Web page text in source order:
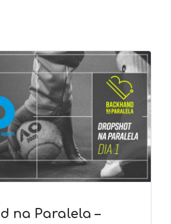
na Paralela –